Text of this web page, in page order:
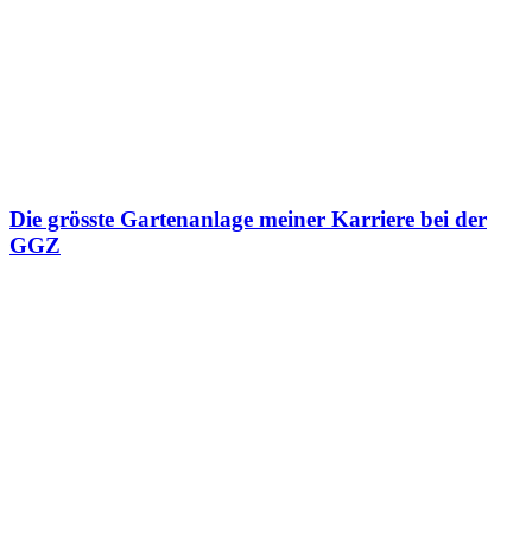
Die grösste Gartenanlage meiner Karriere bei der
GGZ